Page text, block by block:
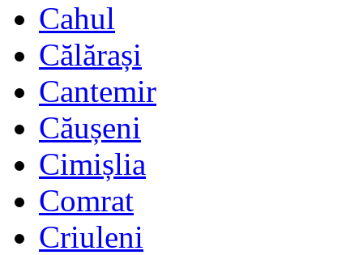
Cahul
Călărași
Cantemir
Căușeni
Cimișlia
Comrat
Criuleni